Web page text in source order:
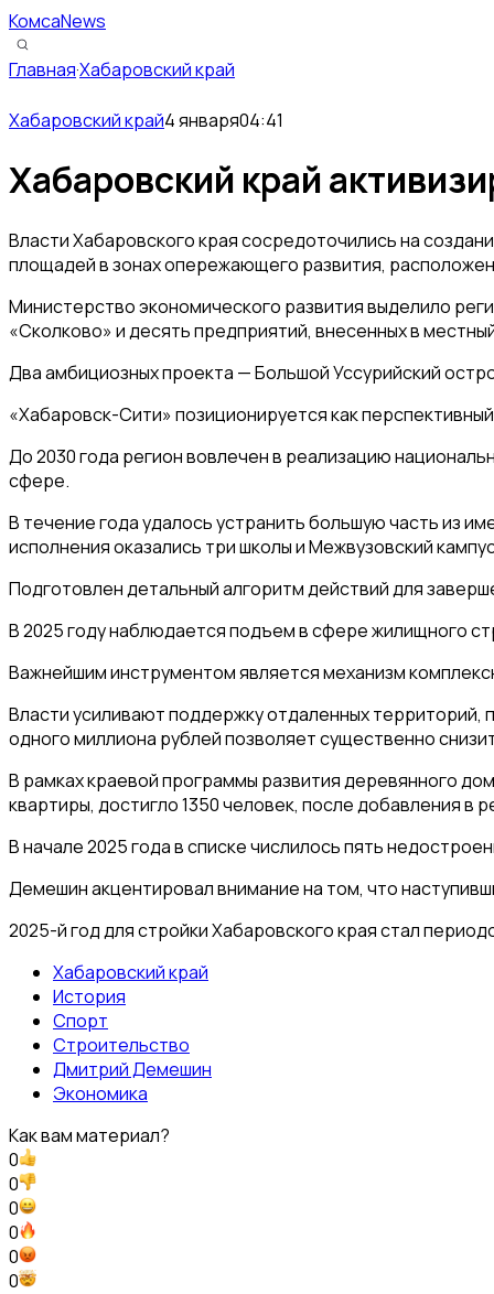
КомсаNews
Главная·Хабаровский край
Хабаровский край4 января04:41
Хабаровский край
Власти Хабаровского края сосредоточились на
площадей в зонах опережающего развития,
Министерство экономического развития выделило
«Сколково» и десять предприятий, внесенных в
Два амбициозных проекта — Большой Уссурийский
«Хабаровск-Сити» позиционируется как
До 2030 года регион вовлечен в реализацию
сфере.
В течение года удалось устранить большую часть из
исполнения оказались три школы и Межвузовский
Подготовлен детальный алгоритм действий для
В 2025 году наблюдается подъем в сфере жилищного
Важнейшим инструментом является механизм
Власти усиливают поддержку отдаленных территорий,
одного миллиона рублей позволяет существенно
В рамках краевой программы развития деревянного
квартиры, достигло 1350 человек, после добавления
В начале 2025 года в списке числилось пять
Демешин акцентировал внимание на том, что
2025-й год для стройки Хабаровского края стал
Хабаровский край
История
Спорт
Строительство
Дмитрий Демешин
Экономика
Как вам материал?
0
0
0
0
0
0